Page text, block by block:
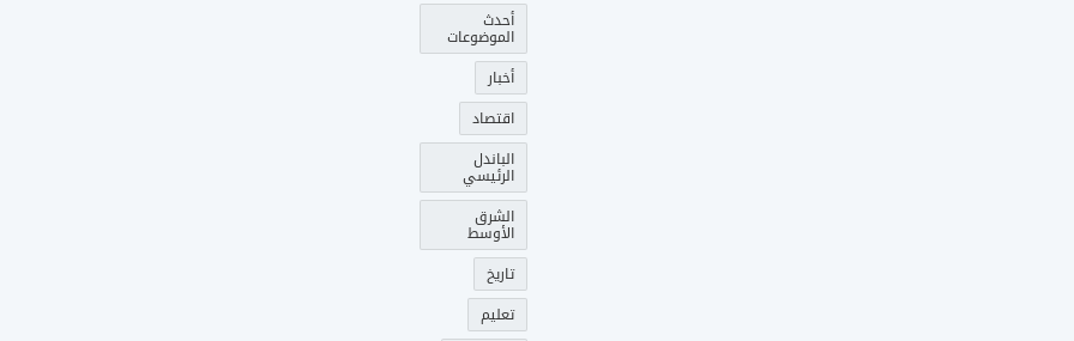
أحدث
الموضوعات
أخبار
اقتصاد
الباندل
الرئيسي
الشرق
الأوسط
تاريخ
تعليم